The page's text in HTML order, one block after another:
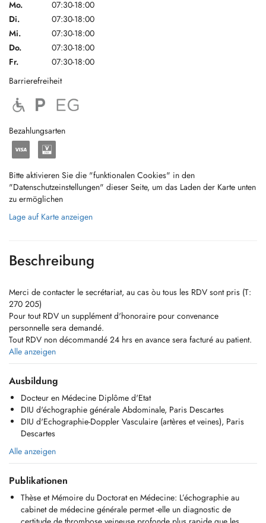
Mo.
07:30-18:00
Di.
07:30-18:00
Mi.
07:30-18:00
Do.
07:30-18:00
Fr.
07:30-18:00
Barrierefreiheit
Bezahlungsarten
Bitte aktivieren Sie die "funktionalen Cookies" in den
"Datenschutzeinstellungen" dieser Seite, um das Laden der Karte unten
zu ermöglichen
Lage auf Karte anzeigen
Beschreibung
Merci de contacter le secrétariat, au cas òu tous les RDV sont pris (T:
270 205)
Pour tout RDV un supplément d'honoraire pour convenance
personnelle sera demandé.
Tout RDV non décommandé 24 hrs en avance sera facturé au patient.
Pour des raisons comptables, le paiement de la consultation doit se
faire le jour-même, par carte bancaire ou en espèces.
Pas d'échographie pour les enfants de moins de 12 ans.
DIPLOMES:
DIU d'Echographie générale Abdominale, Paris Descartes
DIU d'Echographie-Doppler Vasculaire (artères et veines), Paris
Descartes
DIU d'Echographie Thyroidienne, Paris Descartes
DIU d'Echographie Musculaire, Paris Descartes
Docteur en Médecine Diplôme d'Etat, Paris
Diplôme d'études spécialisées en Médecine Générale, Paris
Lauréat de la faculté de médecine de Paris
Interne des Hôpitaux de Paris
Alle anzeigen
Ausbildung
Docteur en Médecine Diplôme d'Etat
DIU d'échographie générale Abdominale, Paris Descartes
DIU d'Echographie-Doppler Vasculaire (artères et veines), Paris
Descartes
Alle anzeigen
Publikationen
Thèse et Mémoire du Doctorat en Médecine: L’échographie au
cabinet de médecine générale permet -elle un diagnostic de